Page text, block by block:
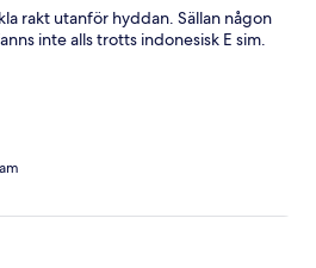
rakt utanför hyddan. Sällan någon
inte alls trotts indonesisk E sim.